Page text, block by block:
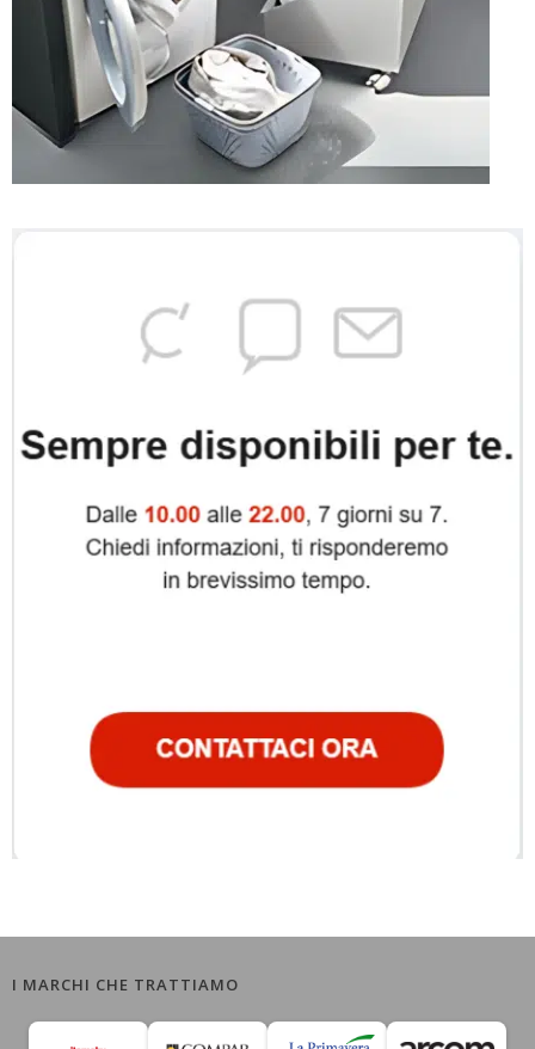
I MARCHI CHE TRATTIAMO